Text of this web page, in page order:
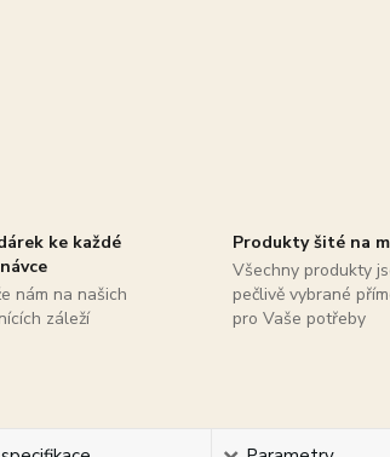
ke každé
nám na našich
záleží
Produkty šité na
Všechny produkty
pečlivě vybrané
pro Vaše potřeby